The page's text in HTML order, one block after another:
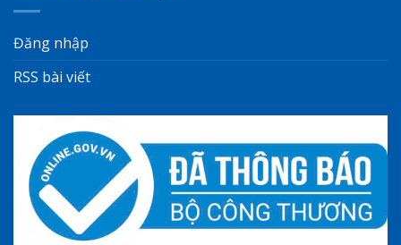
Đăng nhập
RSS bài viết